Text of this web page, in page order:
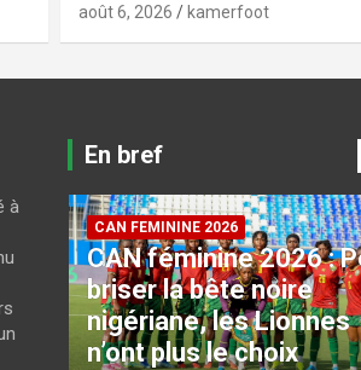
août 6, 2026 kamerfoot
à
En bref
LES LIONS INDOMPTABLES
CAN U23 Maroc 2027 :
Guy Feutchine
présélectionne 30
joueurs